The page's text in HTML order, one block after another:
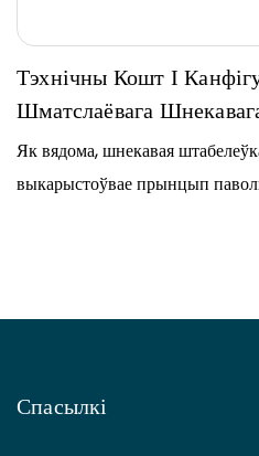
Тэхнічны Кошт І
Шматслаёвага
Асушальніка Асадка
Як вядома, шнекавая
выкарыстоўвае прынцып
энергія…
Спасылкі